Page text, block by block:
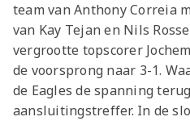
team van Anthony Correia
van Kay Tejan en Nils
vergrootte topscorer
de voorsprong naar 3-1.
de Eagles de spanning
aansluitingstreffer. In de